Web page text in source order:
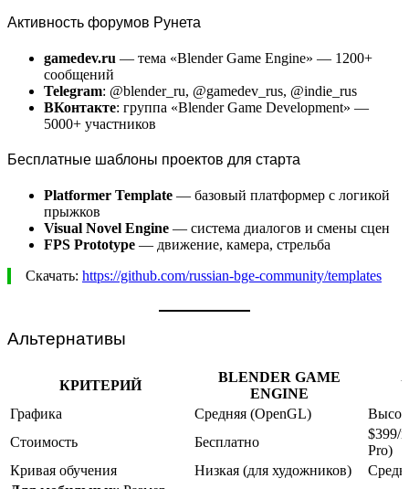
Активность форумов Рунета
gamedev.ru — тема «Blender Game Engine» — 1200+
сообщений
Telegram: @blender_ru, @gamedev_rus, @indie_rus
ВКонтакте: группа «Blender Game Development» —
5000+ участников
Бесплатные шаблоны проектов для старта
Platformer Template — базовый платформер с логикой
прыжков
Visual Novel Engine — система диалогов и смены сцен
FPS Prototype — движение, камера, стрельба
Скачать: https://github.com/russian-bge-community/templates
Альтернативы
КРИТЕРИЙ
BLENDER GAME
ENGINE
Графика
Средняя (OpenGL)
Стоимость
Бесплатно
$399/
Pro)
Кривая обучения
Низкая (для художников)